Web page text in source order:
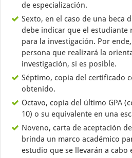
de especialización.
Sexto, en el caso de una beca
debe indicar que el estudiante
para la investigación. Por
persona que realizará la
investigación, si es posible.
Séptimo, copia del certificado
obtenido.
Octavo, copia del último GPA
10) o su equivalente en una
Noveno, carta de aceptación
brinda un marco académico
estudio que se llevarán a cabo